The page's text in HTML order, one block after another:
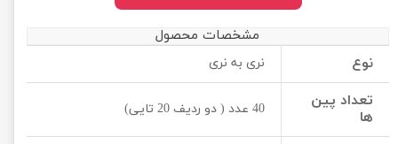
مشخصات محصول
نوع نری به نری
تعداد پین
ها
40 عدد ( دو ردیف 20 تایی)